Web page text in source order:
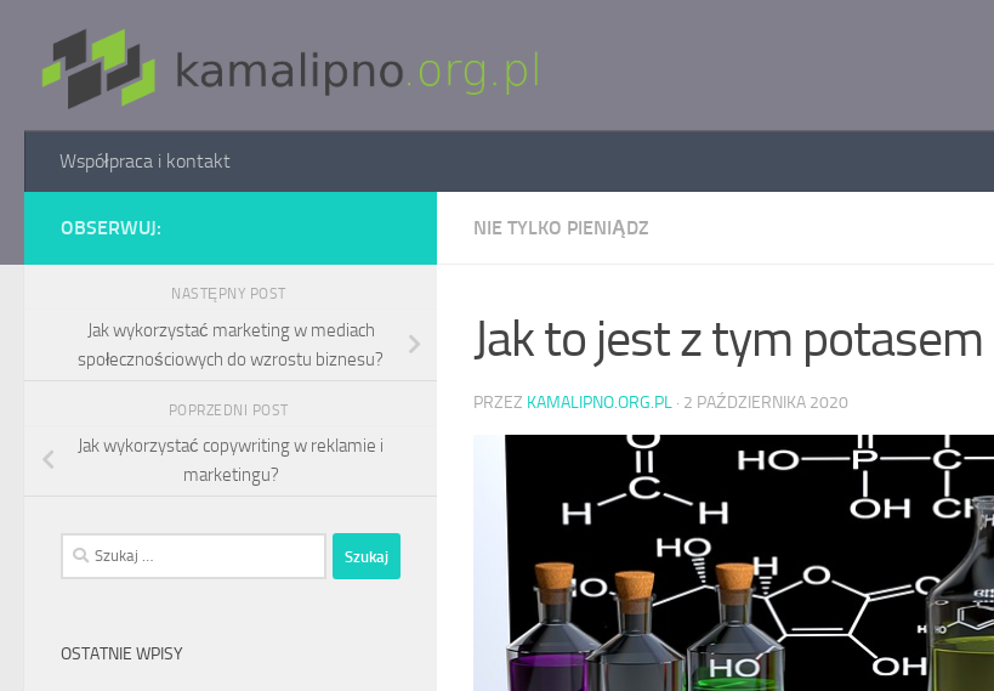
Skip to content
Współpraca i kontakt
NIE TYLKO PIENIĄDZ
Jak to jest z tym potasem
PRZEZ KAMALIPNO.ORG.PL · 2 PAŹDZIERNIKA 2020
OBSERWUJ:
NASTĘPNY POST
Jak wykorzystać marketing w mediach
społecznościowych do wzrostu biznesu?
POPRZEDNI POST
Jak wykorzystać copywriting w reklamie i
marketingu?
Szukaj:
OSTATNIE WPISY